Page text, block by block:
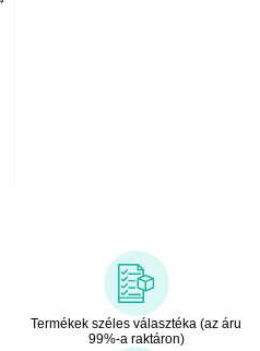
Termékek széles választéka (az áru
99%-a raktáron)